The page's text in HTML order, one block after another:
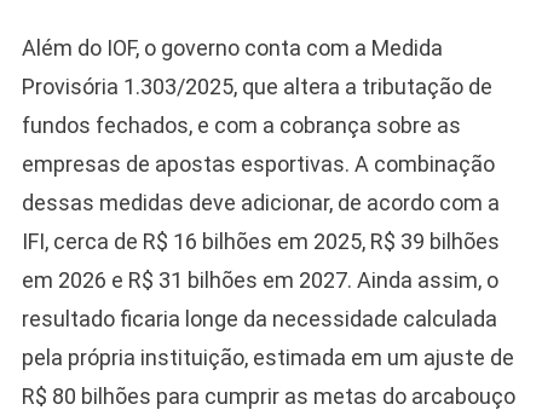
Além do IOF, o governo conta com a Medida
Provisória 1.303/2025, que altera a tributação de
fundos fechados, e com a cobrança sobre as
empresas de apostas esportivas. A combinação
dessas medidas deve adicionar, de acordo com a
IFI, cerca de R$ 16 bilhões em 2025, R$ 39 bilhões
em 2026 e R$ 31 bilhões em 2027. Ainda assim, o
resultado ficaria longe da necessidade calculada
pela própria instituição, estimada em um ajuste de
R$ 80 bilhões para cumprir as metas do arcabouço
Camiseta Camisa
Bolsonaro Presidente
2026 Pátria Brasil 6 X
10,00 S/JUROS
R$60,00 R$99,00 -39%
Ver no MERCADO
LIVRE